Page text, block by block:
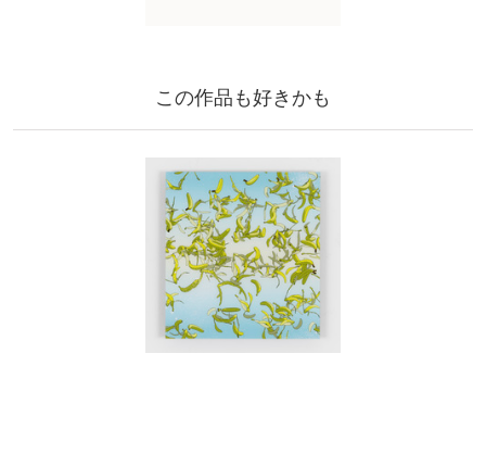
この作品も好きかも